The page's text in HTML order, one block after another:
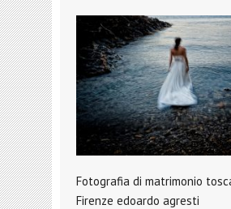
Fotografia di matrimonio
Firenze edoardo agresti